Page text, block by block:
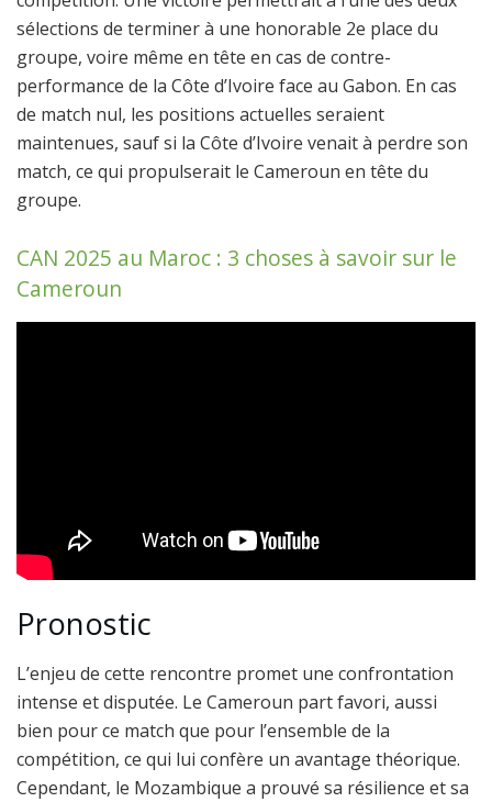
sélections de terminer à une honorable 2e place du
groupe, voire même en tête en cas de contre-
performance de la Côte d’Ivoire face au Gabon. En cas
de match nul, les positions actuelles seraient
maintenues, sauf si la Côte d’Ivoire venait à perdre son
match, ce qui propulserait le Cameroun en tête du
groupe.
CAN 2025 au Maroc : 3 choses à savoir sur le
Cameroun
Pronostic
L’enjeu de cette rencontre promet une confrontation
intense et disputée. Le Cameroun part favori, aussi
bien pour ce match que pour l’ensemble de la
compétition, ce qui lui confère un avantage théorique.
Cependant, le Mozambique a prouvé sa résilience et sa